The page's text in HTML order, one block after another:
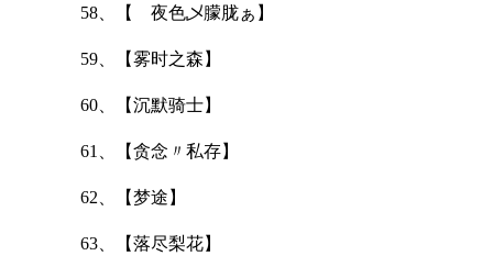
58、【ゞ夜色乄朦胧ぁ】
59、【雾时之森】
60、【沉默骑士】
61、【贪念〃私存】
62、【梦途】
63、【落尽梨花】